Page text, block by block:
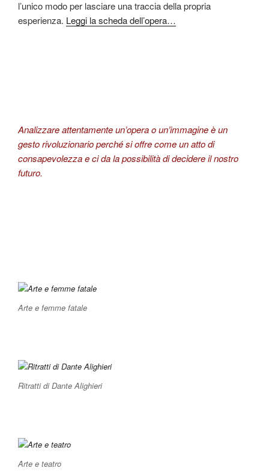
l’unico modo per lasciare una traccia della propria
esperienza. Leggi la scheda dell’opera…
Analizzare attentamente un’opera o un’immagine è un
gesto rivoluzionario perché si offre come un atto di
consapevolezza e ci da la possibilità di decidere il nostro
futuro.
Arte e femme fatale
Ritratti di Dante Alighieri
Arte e teatro